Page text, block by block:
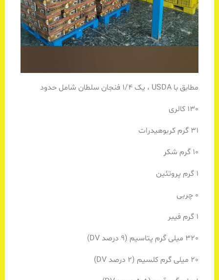
مطابق با USDA ، یک 1/4 فنجان سلطان شامل حدود
130 کالری
31 گرم کربوهیدرات
10 گرم شکر
1 گرم پروتئین
0 چربی
1 گرم فیبر
320 میلی گرم پتاسیم (9 درصد DV)
20 میلی گرم کلسیم (2 درصد DV)